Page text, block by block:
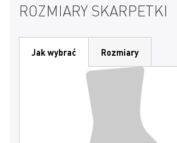
ROZMIARY SKARPETKI
Jak wybrać Rozmiary